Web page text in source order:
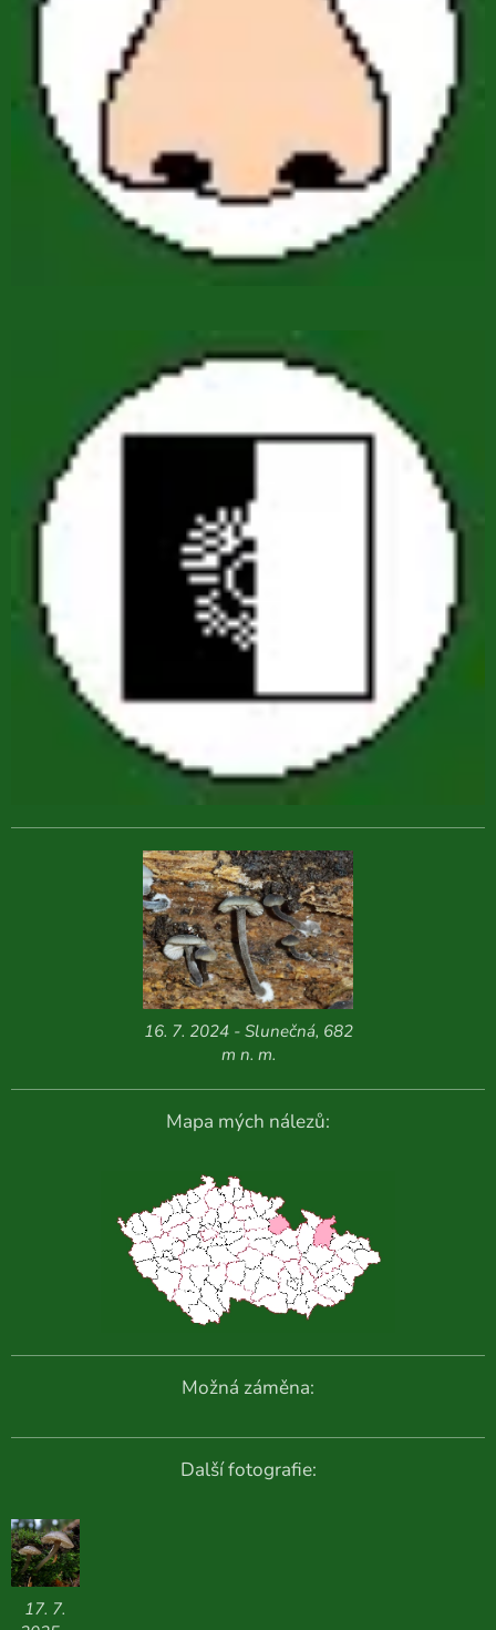
16. 7. 2024 - Slunečná, 682
m n. m.
Mapa mých nálezů:
Možná záměna:
Další fotografie:
17. 7.